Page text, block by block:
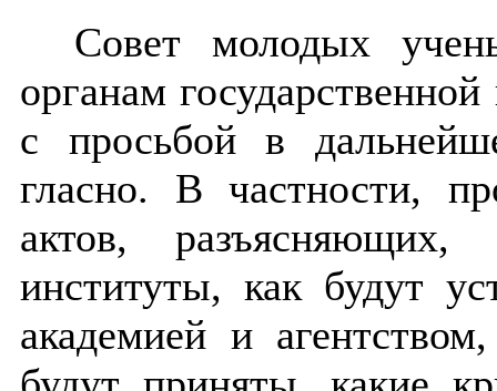
Совет молодых
органам
с просьбой в
гласно. В частности,
актов, разъясняющих,
институты, как будут
академией и